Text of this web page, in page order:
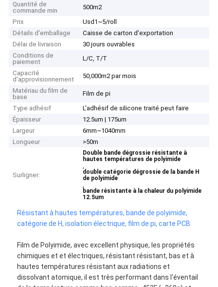
Quantité de
commande min
500m2
Prix
Usd1~5/roll
Détails d'emballage
Caisse de carton d'exportation
Délai de livraison
30 jours ouvrables
Conditions de
paiement
L/C, T/T
Capacité
d'approvisionnement
50,000m2 par mois
Matériau du film de
base
Film de pi
Type adhésif
L'adhésif de silicone traité peut faire
Épaisseur
12.5um | 175um
Largeur
6mm~1040mm
Longueur
>50m
Surligner:
Double bande dégrossie résistante à
hautes températures de polyimide
,
double catégorie dégrossie de la bande H
de polyimide
,
bande résistante à la chaleur du polyimide
12.5um
Résistant à hautes températures, bande de polyimide,
catégorie de H, isolation électrique, film de pi, carte PCB
Film de Polyimide, avec excellent physique, les propriétés
chimiques et et électriques, résistant résistant, bas et à
hautes températures résistant aux radiations et
dissolvant atomique, il est très performant dans l'éventail